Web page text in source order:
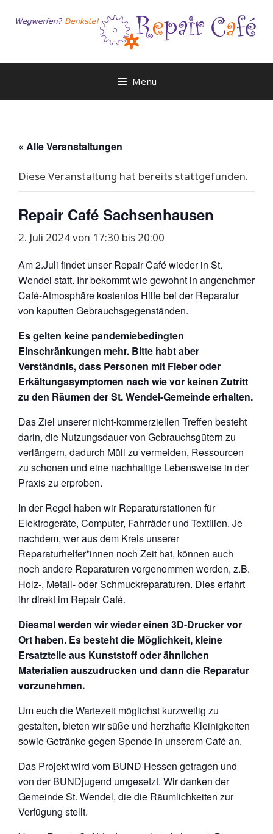
Inhalt
Menü
« Alle Veranstaltungen
Diese Veranstaltung hat bereits stattgefunden.
Repair Café Sachsenhausen
2. Juli 2024 von 17:30 bis 20:00
Am 2.Juli findet unser Repair Café wieder in St.
Wendel statt. Ihr bekommt wie gewohnt in angenehmer
Café-Atmosphäre kostenlos Hilfe bei der Reparatur
von kaputten Gebrauchsgegenständen.
Es gelten keine pandemiebedingten
Einschränkungen mehr. Bitte habt aber
Verständnis, dass Personen mit Fieber oder
Erkältungssymptomen nach wie vor keinen Zutritt
zu den Räumen der St. Wendel-Gemeinde erhalten.
Das Ziel unserer nicht-kommerziellen Treffen besteht
darin, die Nutzungsdauer von Gebrauchsgütern zu
verlängern, dadurch Müll zu vermeiden, Ressourcen
zu schonen und eine nachhaltige Lebensweise in der
Praxis zu erproben.
In der Regel haben wir Reparaturstationen für
Elektrogeräte, Computer, Fahrräder und Textilien. Je
nachdem, wer aus dem Kreis unserer
Reparaturhelfer*innen noch Zeit hat, können auch
noch andere Reparaturen vorgenommen werden, z.B.
Holz-, Metall- oder Schmuckreparaturen. Dies erfahrt
ihr direkt im Repair Café.
Diesmal werden wir wieder einen 3D-Drucker vor
Ort haben. Es besteht die Möglichkeit, kleine
Ersatzteile aus Kunststoff oder ähnlichen
Materialien auszudrucken und dann die Reparatur
vorzunehmen.
Um euch die Wartezeit möglichst kurzweilig zu
gestalten, bieten wir süße und herzhafte Kleinigkeiten
sowie Getränke gegen Spende in unserem Café an.
Das Projekt wird vom BUND Hessen getragen und
von der BUNDjugend umgesetzt. Wir danken der
Gemeinde St. Wendel, die die Räumlichkeiten zur
Verfügung stellt.